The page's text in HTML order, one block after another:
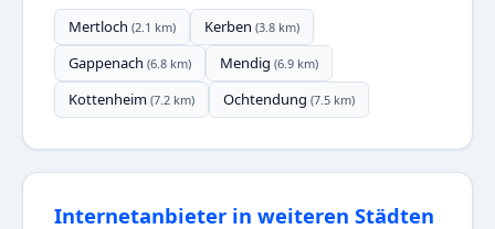
Mertloch (2.1 km) Kerben (3.8 km)
Gappenach (6.8 km) Mendig (6.9 km)
Kottenheim (7.2 km) Ochtendung (7.5 km)
Internetanbieter in weiteren Städten